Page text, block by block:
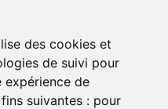
des cookies et
de suivi pour
de
suivantes : pour